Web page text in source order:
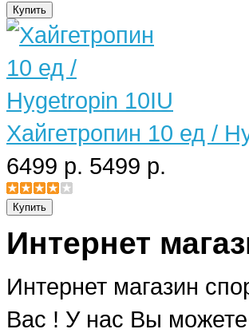
Хайгетропин 10 ед /
6499 р. 5499 р.
Интернет
Интернет магазин
Вас ! У нас Вы